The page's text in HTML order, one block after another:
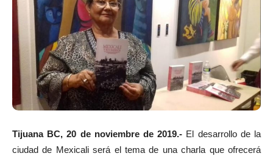
Tijuana BC, 20 de noviembre de 2019.- El desarrollo de la
ciudad de Mexicali será el tema de una charla que ofrecerá